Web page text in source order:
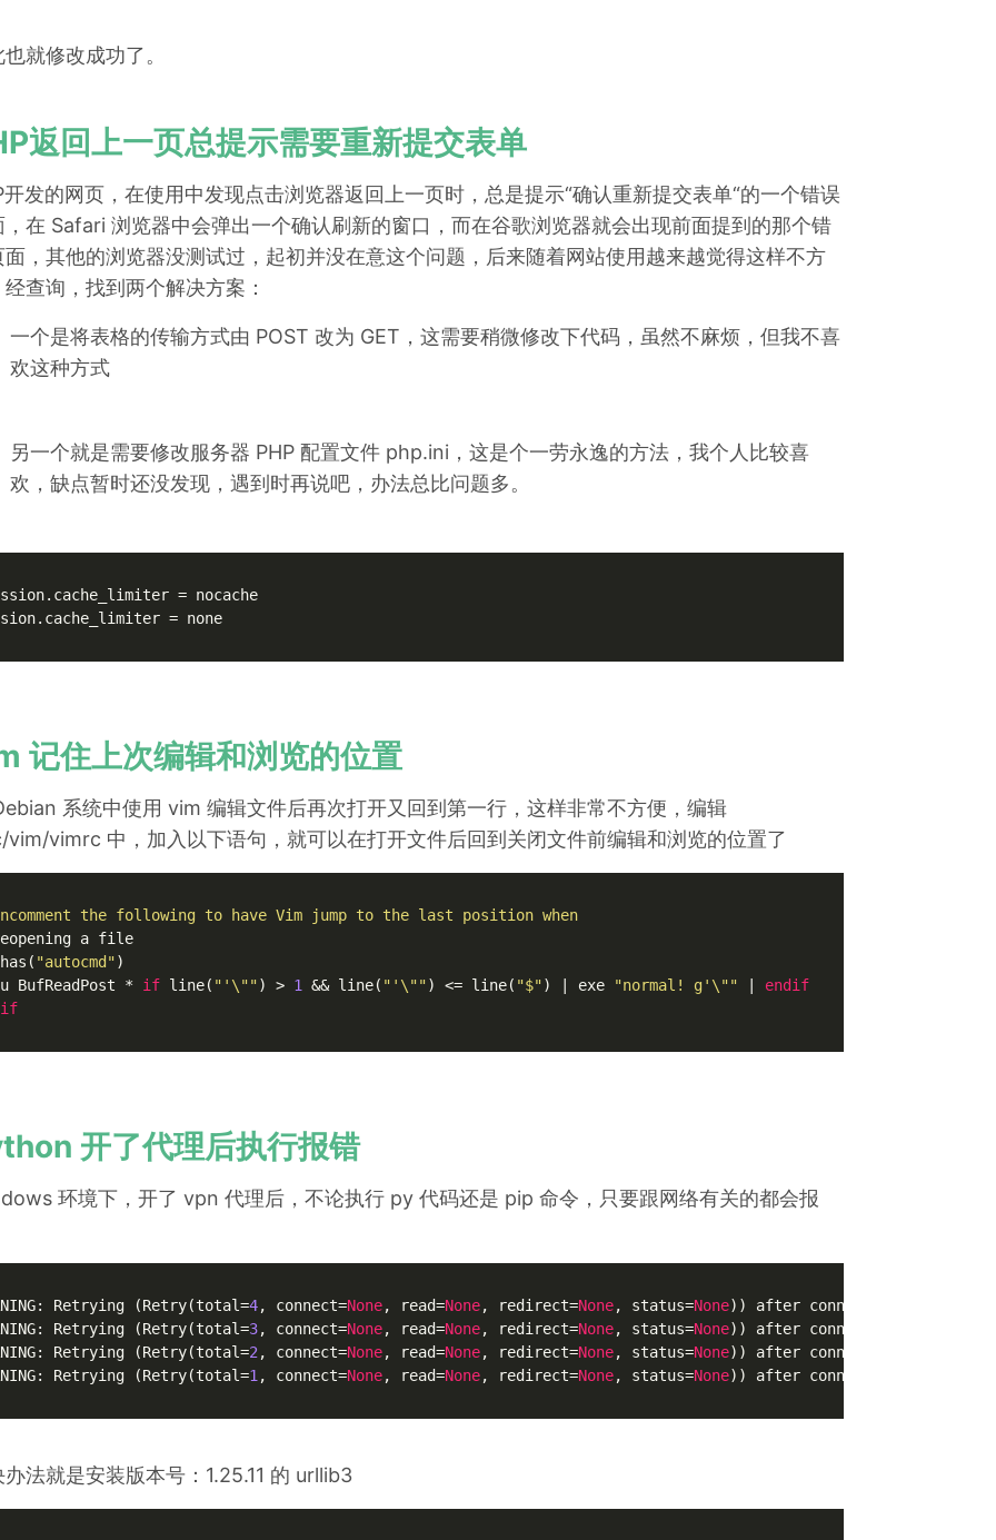
就修改成功了。
返回上一页总提示需要重新提交表单
开发的网页，在使用中发现点击浏览器返回上一页时，总是提示“确认重新提交表单“的一个错误
，在 Safari 浏览器中会弹出一个确认刷新的窗口，而在谷歌浏览器就会出现前面提到的那个错
面，其他的浏览器没测试过，起初并没在意这个问题，后来随着网站使用越来越觉得这样不方
查询，找到两个解决方案：
一个是将表格的传输方式由 POST 改为 GET，这需要稍微修改下代码，虽然不麻烦，但我不喜
欢这种方式
另一个就是需要修改服务器 PHP 配置文件 php.ini，这是个一劳永逸的方法，我个人比较喜
欢，缺点暂时还没发现，遇到时再说吧，办法总比问题多。
= nocache
= none
记住上次编辑和浏览的位置
系统中使用 vim 编辑文件后再次打开又回到第一行，这样非常不方便，编辑
vim/vimrc 中，加入以下语句，就可以在打开文件后回到关闭文件前编辑和浏览的位置了
the following to have Vim jump to the last position when
has( "autocmd")
BufReadPost *
if line( "'\"") > 1 && line( "'\"") <= line( "$") | exe "normal! g'\""
endif
开了代理后执行报错
环境下，开了 vpn 代理后，不论执行 py 代码还是 pip 命令，只要跟网络有关的都会报
Retrying (Retry(total=4, connect=None, read=None, redirect=None, status=None)) after connection broken by
Retrying (Retry(total=3, connect=None, read=None, redirect=None, status=None)) after connection broken by
Retrying (Retry(total=2 , connect=None, read=None, redirect=None, status=None)) after connection broken by
Retrying (Retry(total=1 , connect=None, read=None, redirect=None, status=None)) after connection broken by
办法就是安装版本号：1.25.11 的 urllib3